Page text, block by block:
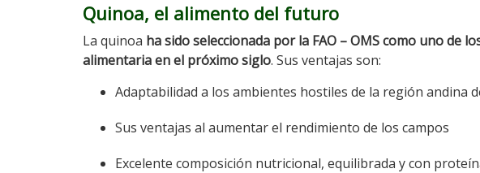
Quinoa, el alimento del futuro
La quinoa ha sido seleccionada por la FAO – OMS como uno de
alimentaria en el próximo siglo. Sus ventajas son:
Adaptabilidad a los ambientes hostiles de la región andina
Sus ventajas al aumentar el rendimiento de los campos
Excelente composición nutricional, equilibrada y con